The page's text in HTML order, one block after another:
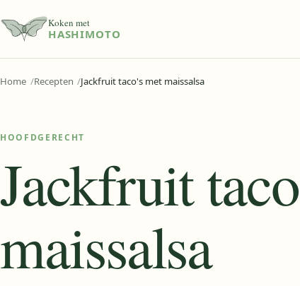
Koken met
HASHIMOTO
Home Recepten Jackfruit taco's met maissalsa
HOOFDGERECHT
Jackfruit
maissalsa